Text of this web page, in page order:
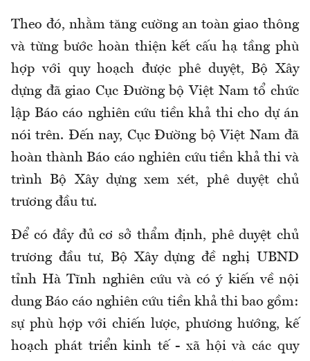
Theo đó, nhằm tăng cường an toàn giao thông
và từng bước hoàn thiện kết cấu hạ tầng phù
hợp với quy hoạch được phê duyệt, Bộ Xây
dựng đã giao Cục Đường bộ Việt Nam tổ chức
lập Báo cáo nghiên cứu tiền khả thi cho dự án
nói trên. Đến nay, Cục Đường bộ Việt Nam đã
hoàn thành Báo cáo nghiên cứu tiền khả thi và
trình Bộ Xây dựng xem xét, phê duyệt chủ
trương đầu tư.
Để có đầy đủ cơ sở thẩm định, phê duyệt chủ
trương đầu tư, Bộ Xây dựng đề nghị UBND
tỉnh Hà Tĩnh nghiên cứu và có ý kiến về nội
dung Báo cáo nghiên cứu tiền khả thi bao gồm:
sự phù hợp với chiến lược, phương hướng, kế
hoạch phát triển kinh tế - xã hội và các quy